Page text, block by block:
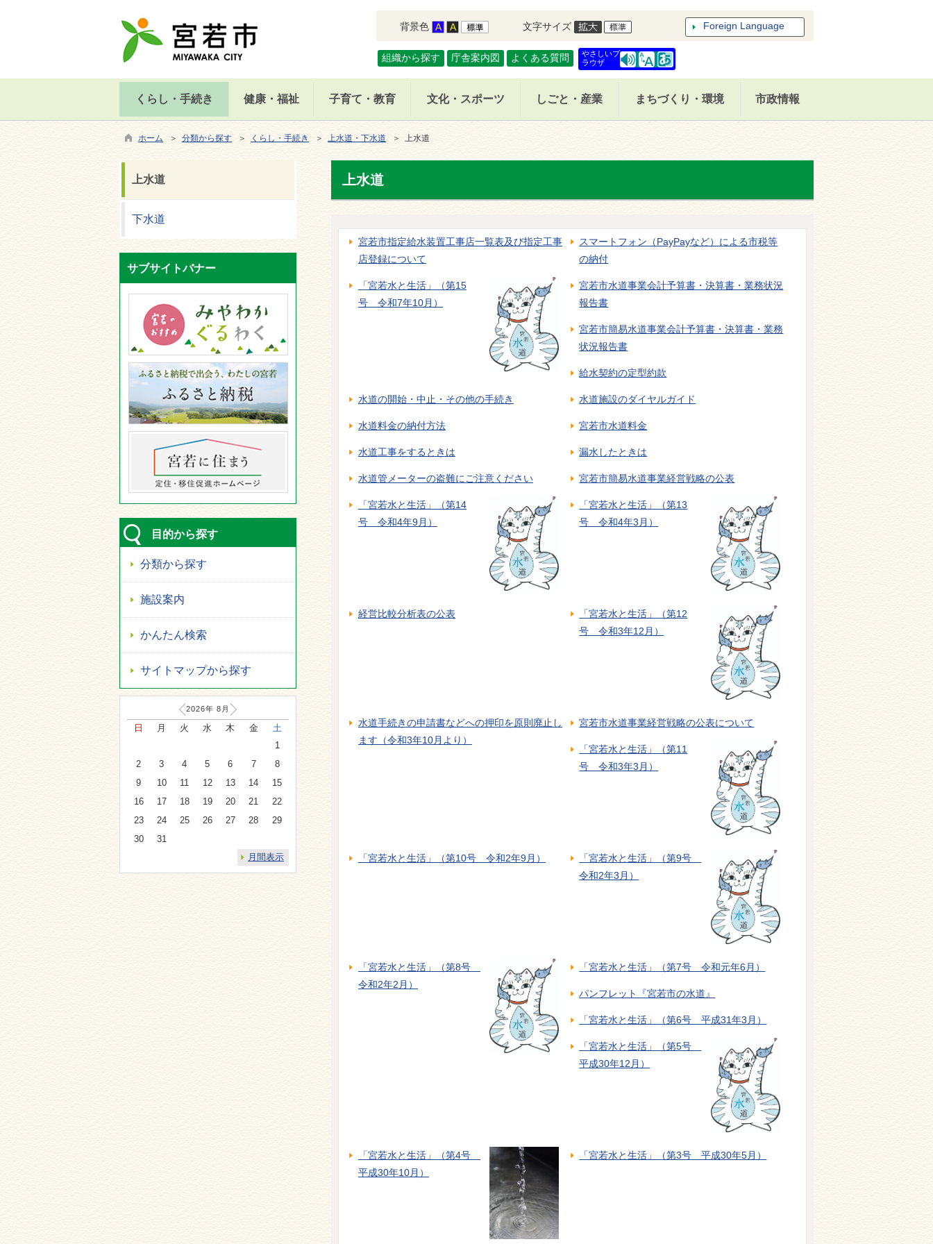
背景色 文字サイズ Foreign Language
組織から探す 庁舎案内図 よくある質問
やさしいブ
ラウザ
くらし・手続き 健康・福祉 子育て・教育 文化・スポーツ しごと・産業 まちづくり・環境 市政情報
ホーム ＞ 分類から探す ＞ くらし・手続き ＞ 上水道・下水道 ＞ 上水道
上水道
宮若市指定給水装置工事店一覧表及び指定工事
店登録について
スマートフォン（PayPayなど）による市税等
の納付
「宮若水と生活」（第15
号 令和7年10月）
宮若市水道事業会計予算書・決算書・業務状況
報告書
宮若市簡易水道事業会計予算書・決算書・業務
状況報告書
給水契約の定型約款
水道の開始・中止・その他の手続き 水道施設のダイヤルガイド
水道料金の納付方法 宮若市水道料金
水道工事をするときは 漏水したときは
水道管メーターの盗難にご注意ください 宮若市簡易水道事業経営戦略の公表
「宮若水と生活」（第14
号 令和4年9月）
「宮若水と生活」（第13
号 令和4年3月）
経営比較分析表の公表
「宮若水と生活」（第12
号 令和3年12月）
水道手続きの申請書などへの押印を原則廃止し
ます（令和3年10月より）
宮若市水道事業経営戦略の公表について
「宮若水と生活」（第11
号 令和3年3月）
「宮若水と生活」（第10号 令和2年9月）
「宮若水と生活」（第9号
令和2年3月）
「宮若水と生活」（第8号
令和2年2月）
「宮若水と生活」（第7号 令和元年6月）
パンフレット『宮若市の水道』
「宮若水と生活」（第6号 平成31年3月）
「宮若水と生活」（第5号
平成30年12月）
「宮若水と生活」（第4号
平成30年10月）
「宮若水と生活」（第3号 平成30年5月）
上水道
下水道
サブサイトバナー
目的から探す
分類から探す
施設案内
かんたん検索
サイトマップから探す
2026年 8 月
日 月 火 水 木 金
土
1
2
3 4 5 6 7
8
9
10 11 12 13 14
15
16
17 18 19 20 21
22
23
24 25 26 27 28
29
30
31
月間表示